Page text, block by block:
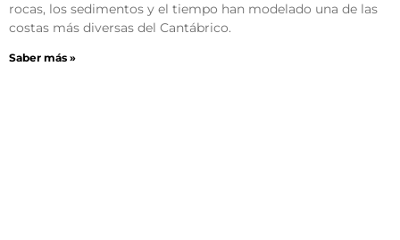
rocas, los sedimentos y el tiempo han modelado una de las
costas más diversas del Cantábrico.
Saber más »